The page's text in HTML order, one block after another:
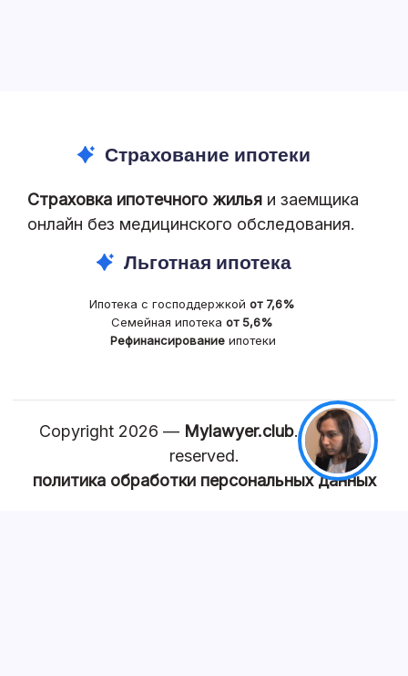
Страхование ипотеки
Страховка ипотечного жилья и заемщика
онлайн без медицинского обследования.
Льготная ипотека
Ипотека с господдержкой от 7,6%
Семейная ипотека от 5,6%
Рефинансирование ипотеки
Copyright 2026 — Mylawyer.club. All rights
reserved.
политика обработки персональных данных